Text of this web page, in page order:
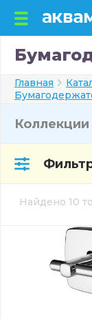
Главная
Коллекции
Найдено 10